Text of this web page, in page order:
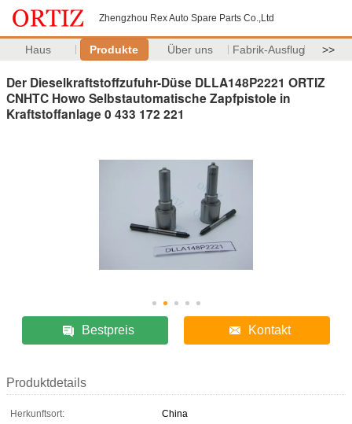
Zhengzhou Rex Auto Spare Parts Co.,Ltd
Haus Produkte Über uns Fabrik-Ausflug >>
Der Dieselkraftstoffzufuhr-Düse DLLA148P2221 ORTIZ
CNHTC Howo Selbstautomatische Zapfpistole in
Kraftstoffanlage 0 433 172 221
Bestpreis Kontakt
Produktdetails
Herkunftsort:
China